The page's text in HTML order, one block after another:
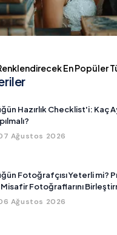
En Popüler
Hazırlık Checklist'i: Kaç
Ağustos 2026
Fotoğrafçısı Yeterli mi?
Misafir Fotoğraflarını
Ağustos 2026